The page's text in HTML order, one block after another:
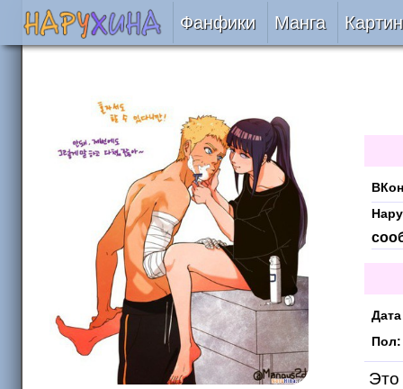
Фанфики
Сборники
Подобрать
Рецензии
На проверке
Отправить
Манга
Пол:
Это